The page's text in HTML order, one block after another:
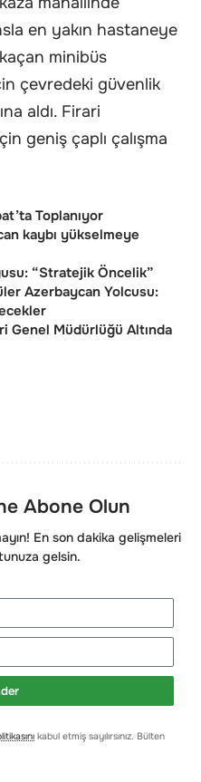
en yakın hastaneye
minibüs
çevredeki güvenlik
aldı. Firari
geniş çaplı çalışma
Toplanıyor
kaybı yükselmeye
“Stratejik Öncelik”
Azerbaycan Yolcusu:
Genel Müdürlüğü Altında
Abone Olun
En son dakika gelişmeleri
gelsin.
kabul etmiş sayılırsınız. Bülten